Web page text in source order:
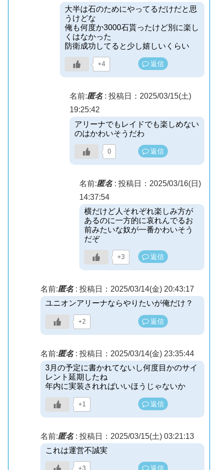
大半は石のためにやってるだけだと思
うけどな
俺も何度か3000石貰ったけど別に楽し
くはなかった
防衛成功してると少し嬉しいくらい
+4 返信
名前:匿名: 投稿日：2025/03/15(土)
19:25:42
アリーナでもレイドでも楽しめない
のはかわいそうだわ
0 返信
名前:匿名: 投稿日：2025/03/16(日)
14:37:54
横だけど人それぞれ楽しみ方が
あるのに一方的に哀れんでるお
前みたいな奴が一番かわいそう
だぞ
+3 返信
名前:匿名: 投稿日：2025/03/14(金) 20:43:17
ユニオンアリーナならやりたいが俺だけ？
+2 返信
名前:匿名: 投稿日：2025/03/14(金) 23:35:44
3月の予定に書かれてないし何度目かのサイ
レント延期したね
年内に実装されればいいほうじゃないか
+1 返信
名前:匿名: 投稿日：2025/03/15(土) 03:21:13
これは運営不誠実
+3 返信